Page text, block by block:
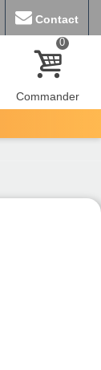
Contact
0
Commander